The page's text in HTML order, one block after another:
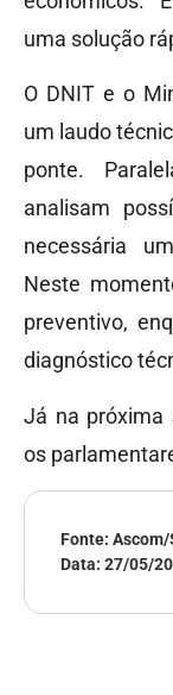
uma solução
O DNIT e o
um laudo
ponte.
analisam
necessária
Neste
preventivo,
diagnóstico
Já na próxima
os
Fonte:
Data: 27/05/